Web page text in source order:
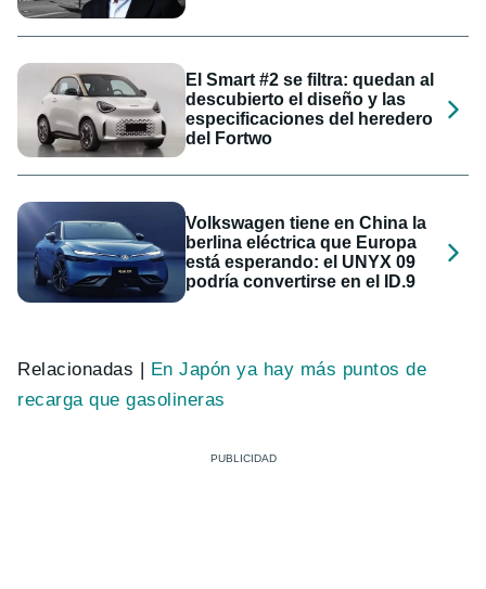
El Smart #2 se filtra: quedan al
descubierto el diseño y las
especificaciones del heredero
del Fortwo
Volkswagen tiene en China la
berlina eléctrica que Europa
está esperando: el UNYX 09
podría convertirse en el ID.9
Relacionadas |
En Japón ya hay más puntos de
recarga que gasolineras